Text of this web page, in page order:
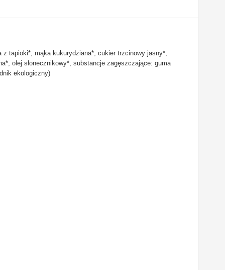
tapioki*, mąka kukurydziana*, cukier trzcinowy jasny*,
olej słonecznikowy*, substancje zagęszczające: guma
ekologiczny)